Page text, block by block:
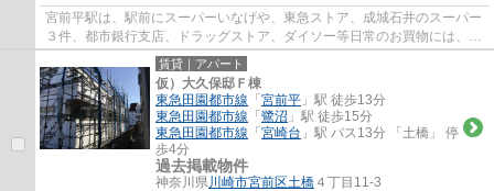
宮前平駅は、駅前にスーパーいなげや、東急ストア、成城石井のスーパー
３件、都市銀行支店、ドラッグストア、ダイソー等日常のお買物には、事
欠かないのと、駅北側には、宮前区役所、...
賃貸｜アパート
仮）大久保邸Ｆ棟
東急田園都市線 「 宮前平 」駅 徒歩13分
東急田園都市線 「 鷺沼 」駅 徒歩15分
東急田園都市線 「 宮崎台 」駅 バス13分 「土橋」 停
歩4分
過去掲載物件
神奈川県川崎市宮前区土橋 ４丁目11-3